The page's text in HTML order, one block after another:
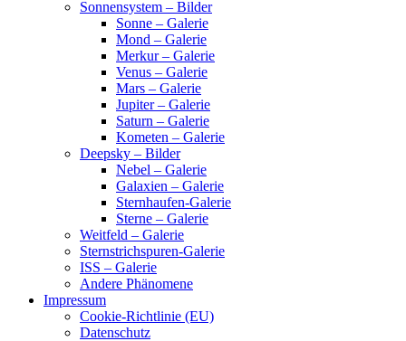
Sonnensystem – Bilder
Sonne – Galerie
Mond – Galerie
Merkur – Galerie
Venus – Galerie
Mars – Galerie
Jupiter – Galerie
Saturn – Galerie
Kometen – Galerie
Deepsky – Bilder
Nebel – Galerie
Galaxien – Galerie
Sternhaufen-Galerie
Sterne – Galerie
Weitfeld – Galerie
Sternstrichspuren-Galerie
ISS – Galerie
Andere Phänomene
Impressum
Cookie-Richtlinie (EU)
Datenschutz